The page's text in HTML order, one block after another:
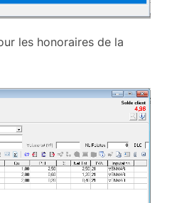
les honoraires de la